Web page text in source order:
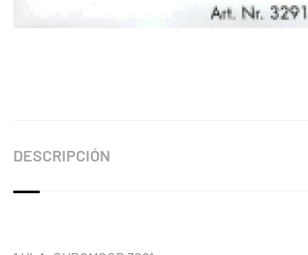
DESCRIPCIÓN